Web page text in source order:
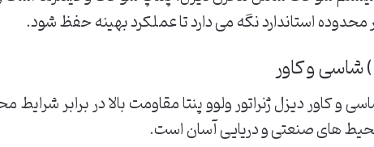
محدوده استاندارد نگه می دارد تا عملکرد بهینه حفظ شود.
شاسی و کاور
و کاور دیزل ژنراتور ولوو پنتا مقاومت بالا در برابر
های صنعتی و دریایی آسان است.